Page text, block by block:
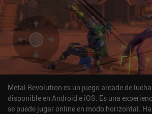
Metal Revolution es un juego arcade de
disponible en Android e iOS. Es una
se puede jugar online en modo horizontal.